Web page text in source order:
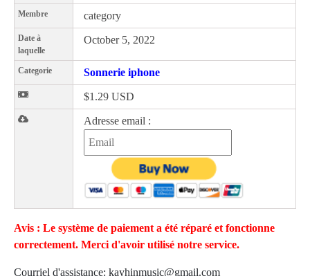
Membre category
Date à
laquelle
October 5, 2022
Categorie Sonnerie iphone
$1.29 USD
Adresse email :
Avis : Le système de paiement a été réparé et fonctionne
correctement. Merci d'avoir utilisé notre service.
Courriel d'assistance: kayhinmusic@gmail.com